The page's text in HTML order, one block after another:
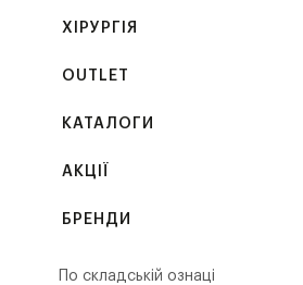
ХІРУРГІЯ
OUTLET
КАТАЛОГИ
АКЦІЇ
БРЕНДИ
По складській ознаці